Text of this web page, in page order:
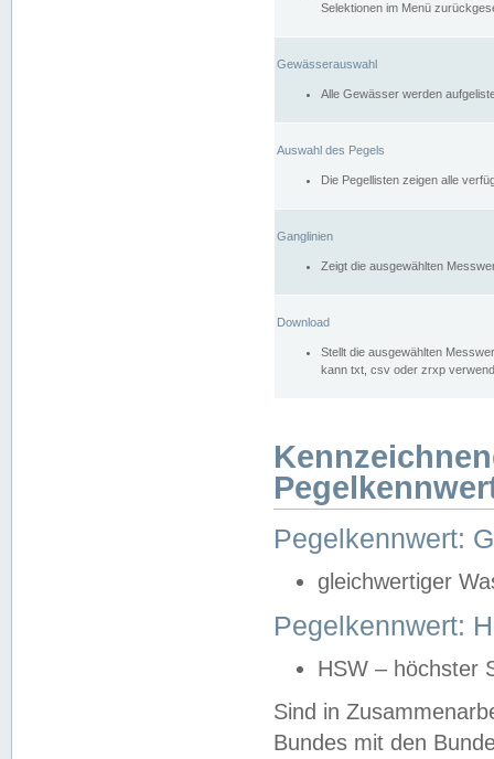
Selektionen im Menü
Gewässerauswahl
Alle Gewässer werden
Auswahl des Pegels
Die Pegellisten zeigen alle
Ganglinien
Zeigt die ausgewählten
Download
Stellt die ausgewählten
kann txt, csv oder zrxp
Pegelkennwert:
gleichwertiger
Pegelkennwert:
HSW – höchster
Sind in
Bundes mit den